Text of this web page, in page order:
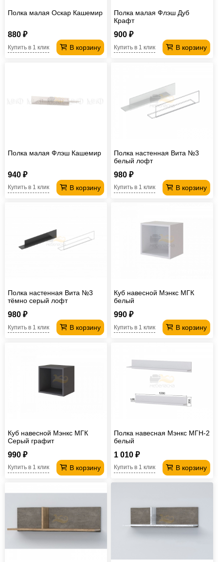
Полка малая Оскар Кашемир
880 ₽
В корзину
Купить в 1 клик
Полка малая Флэш Дуб
Крафт
900 ₽
В корзину
Купить в 1 клик
Полка малая Флэш Кашемир
940 ₽
В корзину
Купить в 1 клик
Полка настенная Вита №3
белый лофт
980 ₽
В корзину
Купить в 1 клик
Полка настенная Вита №3
тёмно серый лофт
980 ₽
В корзину
Купить в 1 клик
Куб навесной Мэнкс МГК
белый
990 ₽
В корзину
Купить в 1 клик
Куб навесной Мэнкс МГК
Серый графит
990 ₽
В корзину
Купить в 1 клик
Полка навесная Мэнкс МГН-2
белый
1 010 ₽
В корзину
Купить в 1 клик